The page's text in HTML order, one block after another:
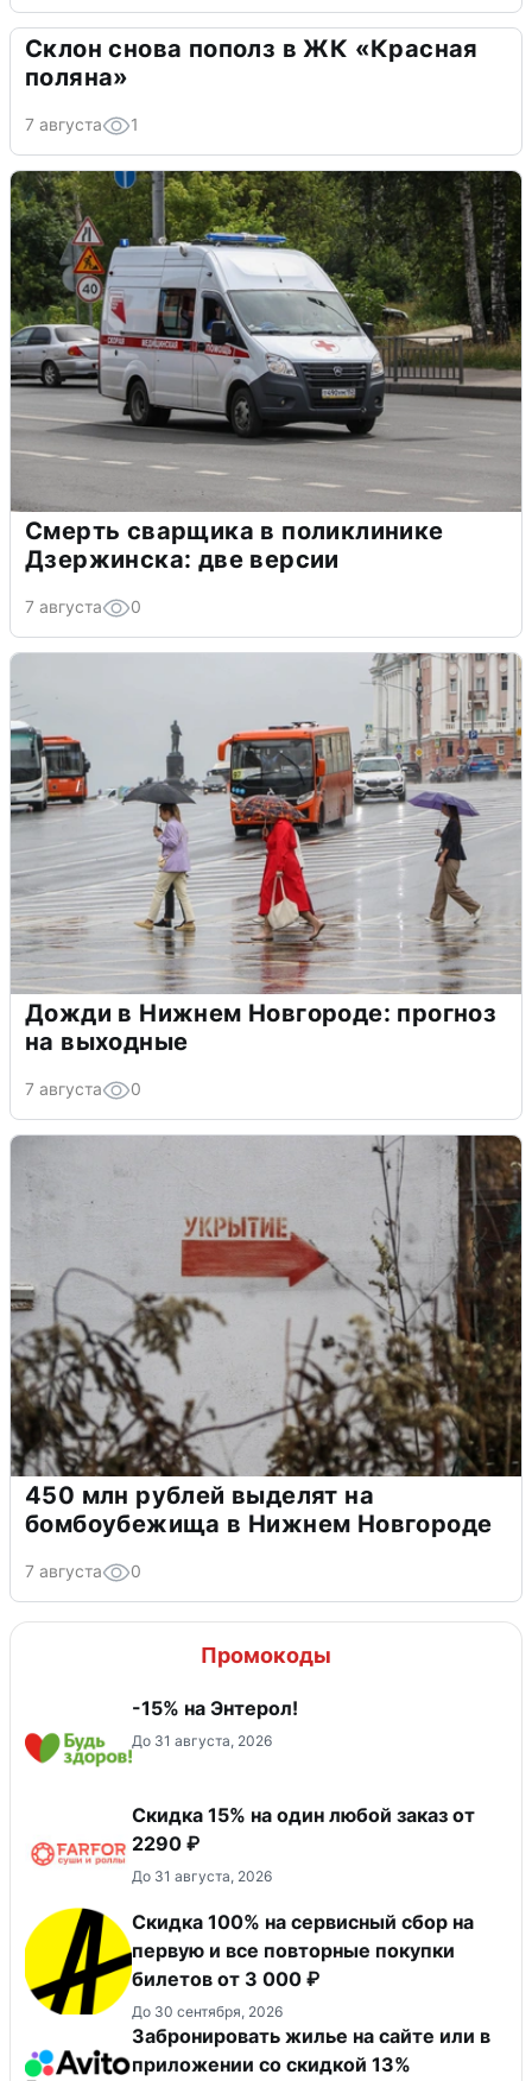
Склон снова пополз в ЖК «Красная
поляна»
7 августа 1
Смерть сварщика в поликлинике
Дзержинска: две версии
7 августа 0
Дожди в Нижнем Новгороде: прогноз
на выходные
7 августа 0
450 млн рублей выделят на
бомбоубежища в Нижнем Новгороде
7 августа 0
Промокоды
-15% на Энтерол!
До 31 августа, 2026
Скидка 15% на один любой заказ от
2290 ₽
До 31 августа, 2026
Скидка 100% на сервисный сбор на
первую и все повторные покупки
билетов от 3 000 ₽
До 30 сентября, 2026
Забронировать жилье на сайте или в
приложении со скидкой 13%